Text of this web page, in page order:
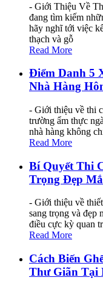
- Giới Thiệu Về
đang tìm kiếm
hãy nghĩ tới việc
thạch và gỗ
Read More
Điểm Danh 5
Nhà Hàng
- Giới thiệu về thi
trường ẩm thực
nhà hàng không
Read More
Bí Quyết Thi
Trọng Đẹp
- Giới thiệu về
sang trọng và đẹp
điều cực kỳ quan
Read More
Cách Biến
Thư Giãn Tại